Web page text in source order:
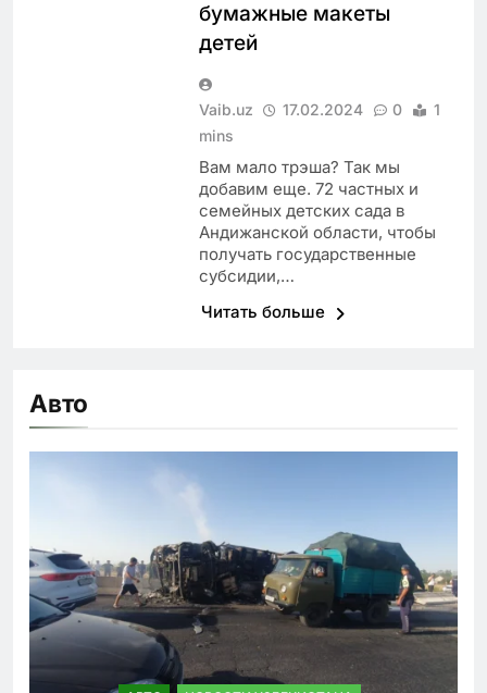
бумажные макеты
детей
Vaib.uz 17.02.2024 0
1
mins
Вам мало трэша? Так мы
добавим еще. 72 частных и
семейных детских сада в
Андижанской области, чтобы
получать государственные
субсидии,…
Читать больше
Авто